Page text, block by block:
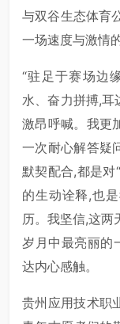
与双谷生态体育
一场速度与激情
“驻足于赛场边
水、奋力拼搏,
激昂呼喊。我更
一次耐心解答疑
默契配合,都是对
的生动诠释,也
历。我坚信,这两
岁月中最亮丽的
达内心感触。
贵州应用技术职